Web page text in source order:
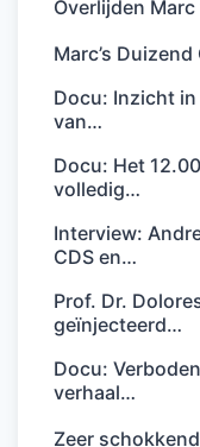
Overlijden
Marc’s
Docu: Inzicht
van…
Docu: Het
volledig…
Interview:
CDS en…
Prof. Dr.
geïnjecteerd…
Docu:
verhaal…
Zeer